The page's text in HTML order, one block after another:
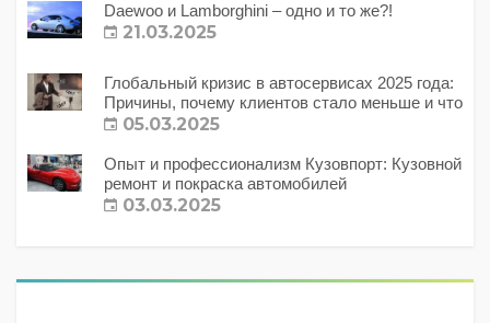
Daewoo и Lamborghini – одно и то же?!
21.03.2025
Глобальный кризис в автосервисах 2025 года:
Причины, почему клиентов стало меньше и что
с этим делать?
05.03.2025
Опыт и профессионализм Кузовпорт: Кузовной
ремонт и покраска автомобилей
03.03.2025